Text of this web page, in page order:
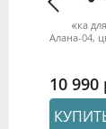
Тележка
Алана-04,
10 990